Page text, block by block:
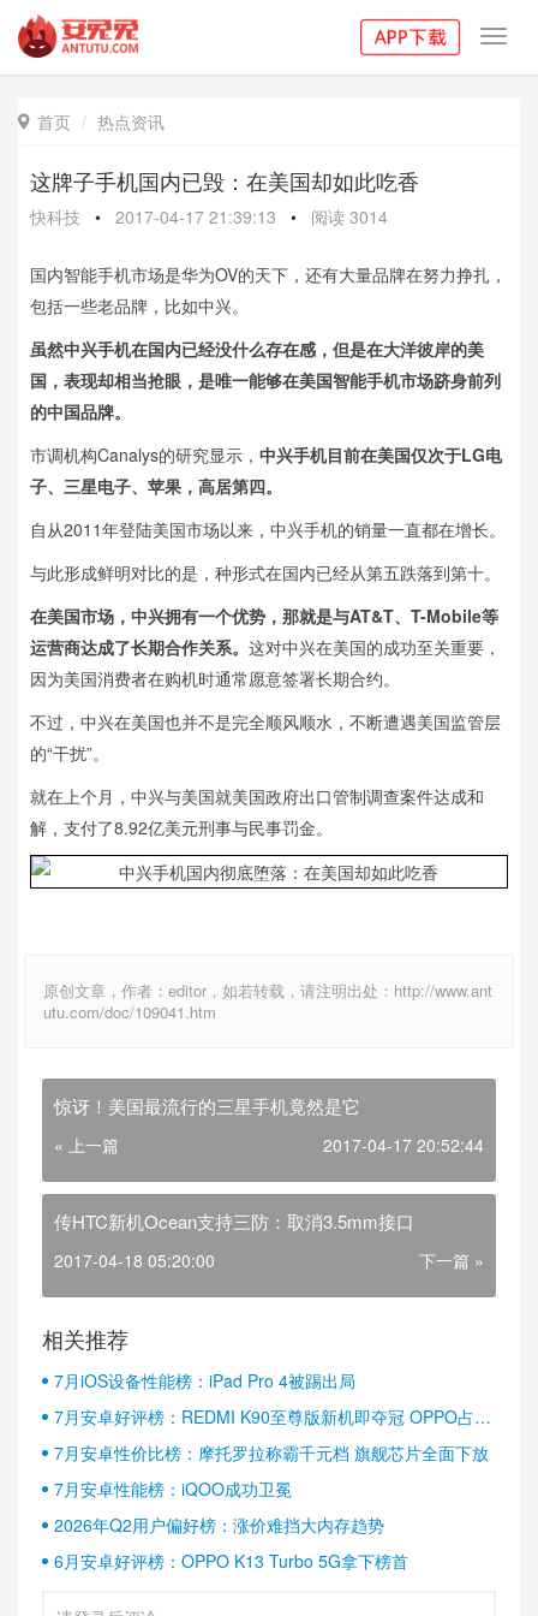
 首页 热点资讯
这牌子手机国内已毁：在美国却如此吃香
快科技 • 2017-04-17 21:39:13 • 阅读 3014
国内智能手机市场是华为OV的天下，还有大量品牌在努力挣扎，
包括一些老品牌，比如中兴。
虽然中兴手机在国内已经没什么存在感，但是在大洋彼岸的美
国，表现却相当抢眼，是唯一能够在美国智能手机市场跻身前列
的中国品牌。
市调机构Canalys的研究显示， 中兴手机目前在美国仅次于LG电
子、三星电子、苹果，高居第四。
自从2011年登陆美国市场以来，中兴手机的销量一直都在增长。
与此形成鲜明对比的是，种形式在国内已经从第五跌落到第十。
在美国市场，中兴拥有一个优势，那就是与AT&T、T-Mobile等
运营商达成了长期合作关系。 这对中兴在美国的成功至关重要，
因为美国消费者在购机时通常愿意签署长期合约。
不过，中兴在美国也并不是完全顺风顺水，不断遭遇美国监管层
的“干扰”。
就在上个月，中兴与美国就美国政府出口管制调查案件达成和
解，支付了8.92亿美元刑事与民事罚金。
原创文章，作者：editor，如若转载，请注明出处：http://www.ant
utu.com/doc/109041.htm
惊讶！美国最流行的三星手机竟然是它
« 上一篇 2017-04-17 20:52:44
传HTC新机Ocean支持三防：取消3.5mm接口
2017-04-18 05:20:00 下一篇 »
相关推荐
7月iOS设备性能榜：iPad Pro 4被踢出局
7月安卓好评榜：REDMI K90至尊版新机即夺冠 OPPO占据
半壁江山
7月安卓性价比榜：摩托罗拉称霸千元档 旗舰芯片全面下放
7月安卓性能榜：iQOO成功卫冕
2026年Q2用户偏好榜：涨价难挡大内存趋势
6月安卓好评榜：OPPO K13 Turbo 5G拿下榜首